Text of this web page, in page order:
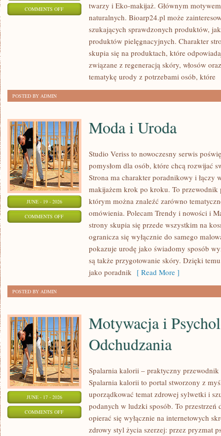
COMMENTS OFFON
KOSMETYKI
twarzy i Eko-makijaż. Głównym
naturalnych. Bioarp24.pl może
szukających sprawdzonych produktów,
produktów pielęgnacyjnych. Charakter
skupia się na produktach, które
związane z regeneracją skóry, włosów
tematykę urody z potrzebami osób, które
POSTED BY ADMIN
JUNE - 19 - 2026
COMMENTS OFFON
Moda i Uroda
Studio Veriss to nowoczesny serwis
pomysłom dla osób, które chcą rozwijać
Strona ma charakter poradnikowy i łączy
makijażem krok po kroku. To
którym można znaleźć zarówno
omówienia. Polecam Trendy i nowości i
strony skupia się przede wszystkim na
ogranicza się wyłącznie do samego
pokazuje urodę jako świadomy sposób
są także przygotowanie skóry. Dzięki
jako poradnik [ Read More ]
POSTED BY ADMIN
JUNE - 17 - 2026
COMMENTS OFFON
MOTYWACJA
Motywacja i
Odchudzania
Spalarnia kalorii – praktyczny
Spalarnia kalorii to portal stworzony z
uporządkować temat zdrowej sylwetki i
podanych w ludzki sposób. To
opierać się wyłącznie na internetowych
zdrowy styl życia szerzej: przez pryzmat